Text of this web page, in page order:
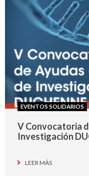
EVENTOS SOLIDARIOS
V Convocatoria
Investigación
LEER MÁS